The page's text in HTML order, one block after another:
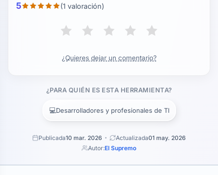
5 (1 valoración)
¿Quieres dejar un comentario?
¿PARA QUIÉN ES ESTA HERRAMIENTA?
💻Desarrolladores y profesionales de TI
Publicada10 mar. 2026 Actualizada01 may. 2026
Autor:El Supremo